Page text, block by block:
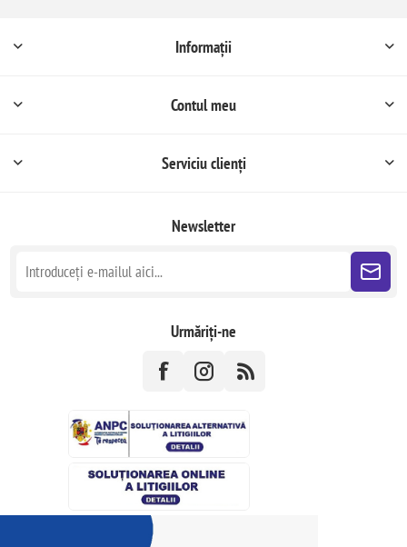
Informații
Contul meu
Serviciu clienți
Newsletter
Urmăriți-ne